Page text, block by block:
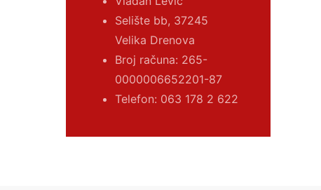
Selište bb, 37245
Velika Drenova
Broj računa: 265-
0000006652201-87
Telefon: 063 178 2 622